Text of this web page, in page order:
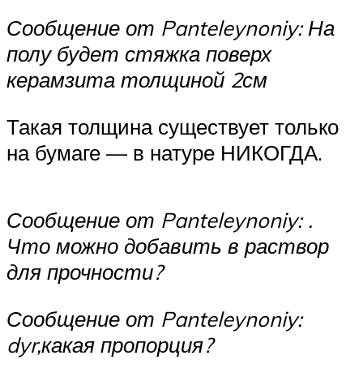
Сообщение от Panteleynoniy: На
полу будет стяжка поверх
керамзита толщиной 2см
Такая толщина существует только
на бумаге — в натуре НИКОГДА.
Сообщение от Panteleynoniy: .
Что можно добавить в раствор
для прочности?
Сообщение от Panteleynoniy:
dyr,какая пропорция?